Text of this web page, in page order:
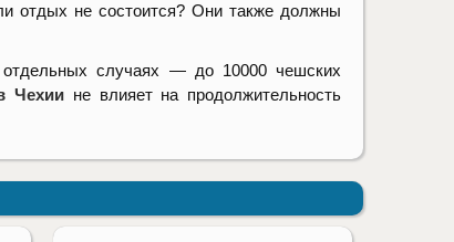
отдых не состоится? Они также должны
случаях — до 10000 чешских
Чехии не влияет на продолжительность